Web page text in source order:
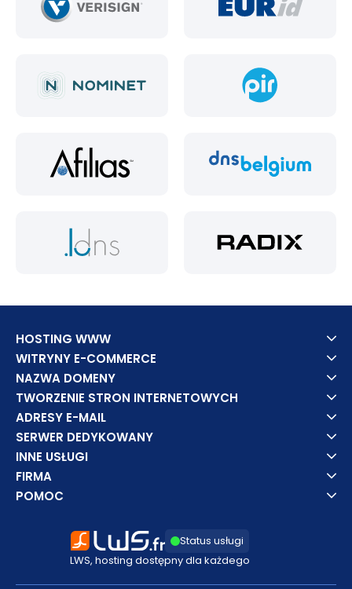
HOSTING WWW
WITRYNY E-COMMERCE
NAZWA DOMENY
TWORZENIE STRON INTERNETOWYCH
ADRESY E-MAIL
SERWER DEDYKOWANY
INNE USŁUGI
FIRMA
POMOC
Status usługi
LWS, hosting dostępny dla każdego